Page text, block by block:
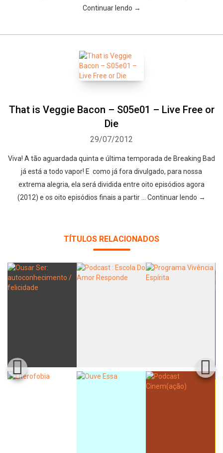
Continuar lendo →
That is Veggie Bacon – S05e01 – Live Free or
Die
29/07/2012
Viva! A tão aguardada quinta e última temporada de Breaking Bad
já está a todo vapor! E como já fora divulgado, para nossa
extrema alegria, ela será dividida entre oito episódios agora
(2012) e os oito episódios finais a partir … Continuar lendo →
TÍTULOS RELACIONADOS